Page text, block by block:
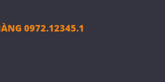
0972.12345.1